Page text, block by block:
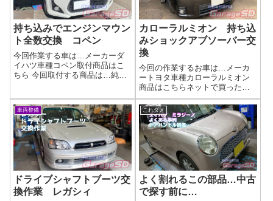
持ち込みでエンジンマウン
ト全数交換 コペン
今回作業する車は…メーカーダ
イハツ車種コペン取付商品はこ
ちら 今回取付する商品は…純正
えることによってエンジンマウ
ント交換効果エンジンマウント
を新品に交換すると、車の快適
性や走...
カローラルミオン 持ち込
みショックアブソーバー交
換
今回の作業するお車は…メーカ
ートヨタ車種カローラルミオン
商品はこちらネットで買ったシ
ョックアブソーバー、持ち込み
取り付けOK！理想の足回りを手
軽に実現しませんか？「せっか
く手に入れたショックアブソー
バー、取り付けはプロに任せた
い！」 当店な...
車両整備
ドライブシャフトブーツ交
換作業 レガシィ
これダメ
よく割れるこの部品…中古
で探す前に…